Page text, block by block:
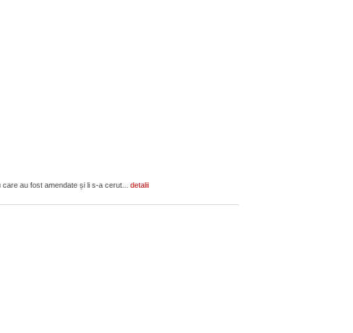
au fost amendate și li s-a cerut... detalii